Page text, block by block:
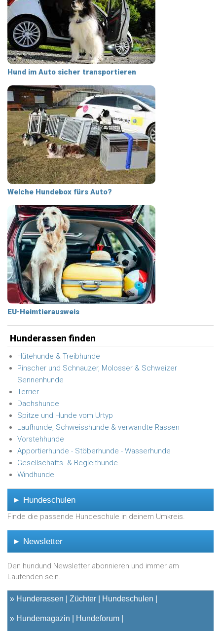
Hund im Auto sicher transportieren
Welche Hundebox fürs Auto?
EU-Heimtierausweis
Hunderassen finden
Hütehunde & Treibhunde
Pinscher und Schnauzer, Molosser & Schweizer
Sennenhunde
Terrier
Dachshunde
Spitze und Hunde vom Urtyp
Laufhunde, Schweisshunde & verwandte Rassen
Vorstehhunde
Apportierhunde - Stöberhunde - Wasserhunde
Gesellschafts- & Begleithunde
Windhunde
► Hundeschulen
Finde die passende Hundeschule in deinem Umkreis.
► Newsletter
Den hundund Newsletter abonnieren und immer am
Laufenden sein.
» Hunderassen Züchter Hundeschulen
» Hundemagazin Hundeforum